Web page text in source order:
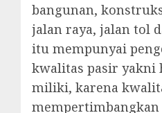
bangunan,
jalan raya, jalan tol
itu mempunyai
kwalitas pasir yakni
miliki, karena